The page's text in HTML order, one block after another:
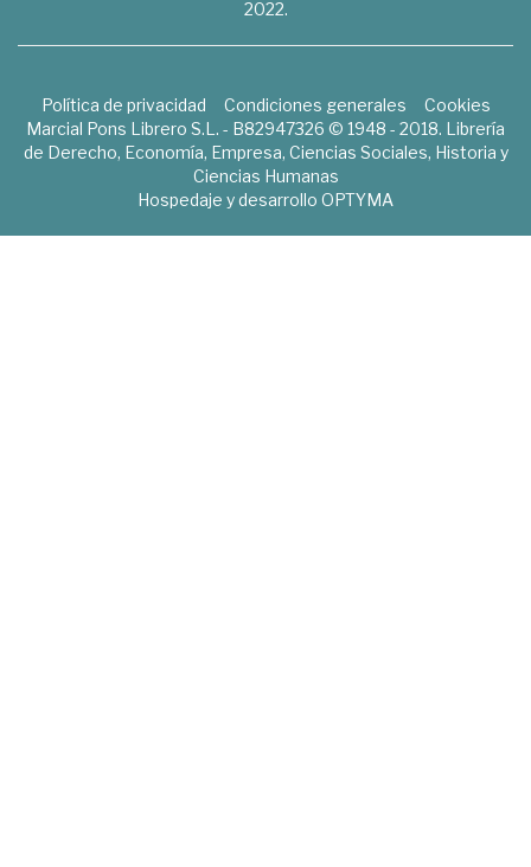
2022.
Política de privacidad Condiciones generales
Cookies
Marcial Pons Librero S.L. - B82947326 © 1948 - 2018. Librería
de Derecho, Economía, Empresa, Ciencias Sociales, Historia y
Ciencias Humanas
Hospedaje y desarrollo OPTYMA